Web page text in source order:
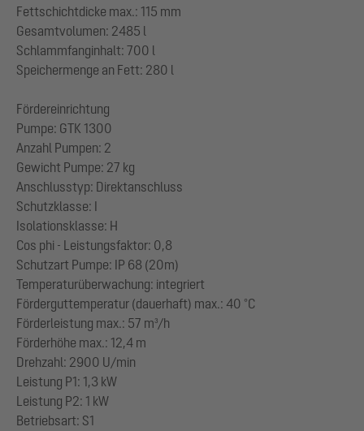
Fettschichtdicke max.: 115 mm
Gesamtvolumen: 2485 l
Schlammfanginhalt: 700 l
Speichermenge an Fett: 280 l
Fördereinrichtung
Pumpe: GTK 1300
Anzahl Pumpen: 2
Gewicht Pumpe: 27 kg
Anschlusstyp: Direktanschluss
Schutzklasse: I
Isolationsklasse: H
Cos phi - Leistungsfaktor: 0,8
Schutzart Pumpe: IP 68 (20m)
Temperaturüberwachung: integriert
Förderguttemperatur (dauerhaft) max.: 40 °C
Förderleistung max.: 57 m³/h
Förderhöhe max.: 12,4 m
Drehzahl: 2900 U/min
Leistung P1: 1,3 kW
Leistung P2: 1 kW
Betriebsart: S1